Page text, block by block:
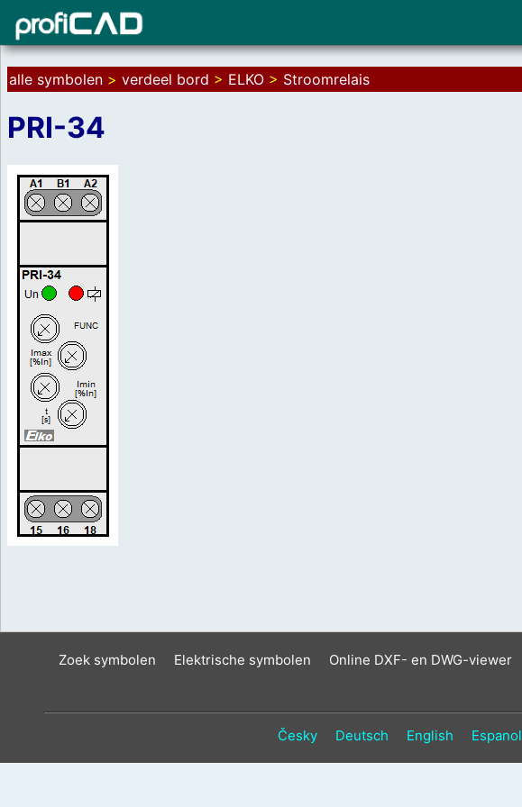
alle symbolen > verdeel bord > ELKO > Stroomrelais
PRI-34
Zoek symbolen Elektrische symbolen Online DXF- en DWG-viewer
Česky Deutsch English Espanol